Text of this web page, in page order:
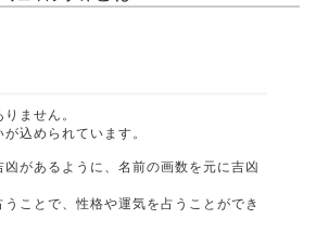
ません。
込められています。
があるように、名前の画数を元に吉凶
ことで、性格や運気を占うことができ